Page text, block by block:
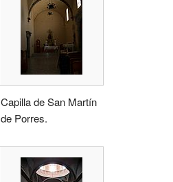
Capilla de San Martín
de Porres.